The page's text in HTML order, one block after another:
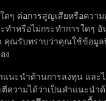
ดๆ ต่อการสูญเสียหรือความ
ำหรือไม่กระทำการใดๆ อั
คุณรับทราบว่าคุณใช้ข้อมูล
ง
นะนำด้านการลงทุน และ
ความได้ว่าเป็นคำแนะนำ